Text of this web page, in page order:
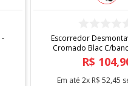
Tapete Elysia 1,00
R$ 219,
Em até 5x R$ 43,98